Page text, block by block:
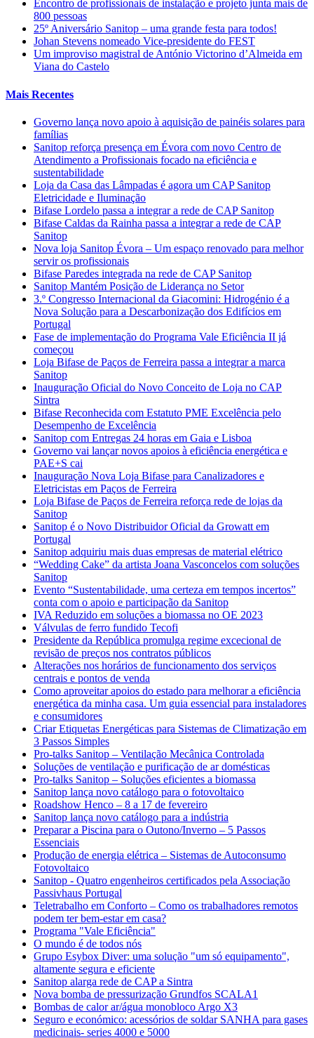
Encontro de profissionais de instalação e projeto junta mais de
800 pessoas
25º Aniversário Sanitop – uma grande festa para todos!
Johan Stevens nomeado Vice-presidente do FEST
Um improviso magistral de António Victorino d’Almeida em
Viana do Castelo
Mais Recentes
Governo lança novo apoio à aquisição de painéis solares para
famílias
Sanitop reforça presença em Évora com novo Centro de
Atendimento a Profissionais focado na eficiência e
sustentabilidade
Loja da Casa das Lâmpadas é agora um CAP Sanitop
Eletricidade e Iluminação
Bifase Lordelo passa a integrar a rede de CAP Sanitop
Bifase Caldas da Rainha passa a integrar a rede de CAP
Sanitop
Nova loja Sanitop Évora – Um espaço renovado para melhor
servir os profissionais
Bifase Paredes integrada na rede de CAP Sanitop
Sanitop Mantém Posição de Liderança no Setor
3.º Congresso Internacional da Giacomini: Hidrogénio é a
Nova Solução para a Descarbonização dos Edifícios em
Portugal
Fase de implementação do Programa Vale Eficiência II já
começou
Loja Bifase de Paços de Ferreira passa a integrar a marca
Sanitop
Inauguração Oficial do Novo Conceito de Loja no CAP
Sintra
Bifase Reconhecida com Estatuto PME Excelência pelo
Desempenho de Excelência
Sanitop com Entregas 24 horas em Gaia e Lisboa
Governo vai lançar novos apoios à eficiência energética e
PAE+S cai
Inauguração Nova Loja Bifase para Canalizadores e
Eletricistas em Paços de Ferreira
Loja Bifase de Paços de Ferreira reforça rede de lojas da
Sanitop
Sanitop é o Novo Distribuidor Oficial da Growatt em
Portugal
Sanitop adquiriu mais duas empresas de material elétrico
“Wedding Cake” da artista Joana Vasconcelos com soluções
Sanitop
Evento “Sustentabilidade, uma certeza em tempos incertos”
conta com o apoio e participação da Sanitop
IVA Reduzido em soluções a biomassa no OE 2023
Válvulas de ferro fundido Tecofi
Presidente da República promulga regime excecional de
revisão de preços nos contratos públicos
Alterações nos horários de funcionamento dos serviços
centrais e pontos de venda
Como aproveitar apoios do estado para melhorar a eficiência
energética da minha casa. Um guia essencial para instaladores
e consumidores
Criar Etiquetas Energéticas para Sistemas de Climatização em
3 Passos Simples
Pro-talks Sanitop – Ventilação Mecânica Controlada
Soluções de ventilação e purificação de ar domésticas
Pro-talks Sanitop – Soluções eficientes a biomassa
Sanitop lança novo catálogo para o fotovoltaico
Roadshow Henco – 8 a 17 de fevereiro
Sanitop lança novo catálogo para a indústria
Preparar a Piscina para o Outono/Inverno – 5 Passos
Essenciais
Produção de energia elétrica – Sistemas de Autoconsumo
Fotovoltaico
Sanitop - Quatro engenheiros certificados pela Associação
Passivhaus Portugal
Teletrabalho em Conforto – Como os trabalhadores remotos
podem ter bem-estar em casa?
Programa "Vale Eficiência"
O mundo é de todos nós
Grupo Esybox Diver: uma solução "um só equipamento",
altamente segura e eficiente
Sanitop alarga rede de CAP a Sintra
Nova bomba de pressurização Grundfos SCALA1
Bombas de calor ar/água monobloco Argo X3
Seguro e económico: acessórios de soldar SANHA para gases
medicinais- series 4000 e 5000